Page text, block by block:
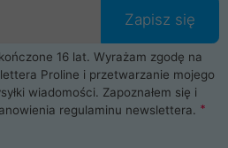
Zapisz się
16 lat. Wyrażam zgodę na
Proline i przetwarzanie mojego
wiadomości. Zapoznałem się i
regulaminu newslettera.